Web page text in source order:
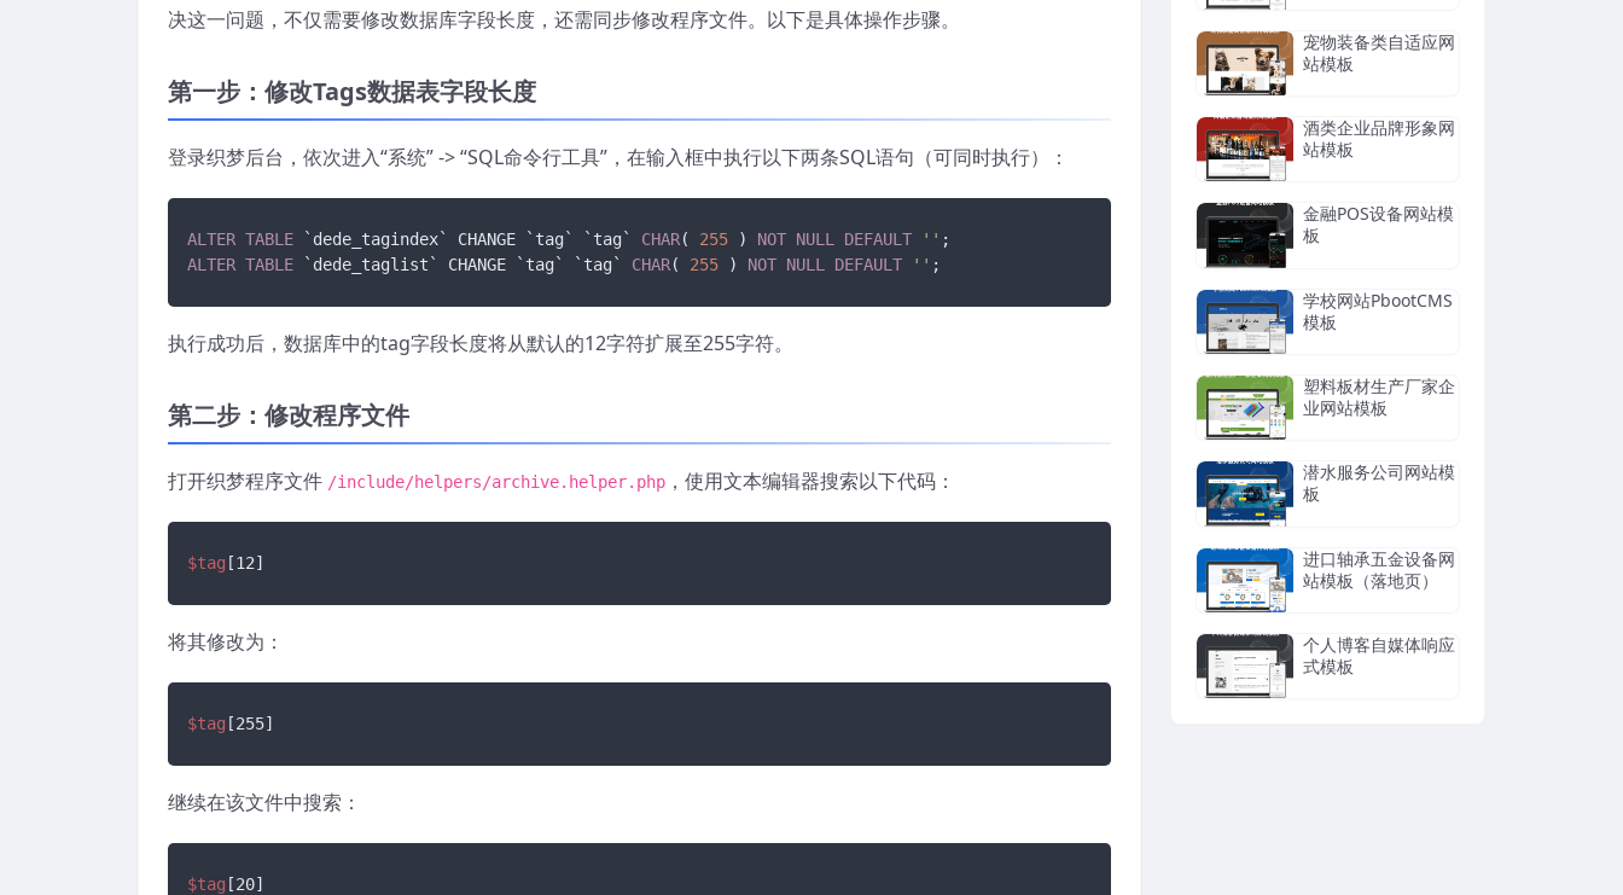
决这一问题，不仅需要修改数据库字段长度，还需同步修改程序文件。以下是具体操作步骤。
第一步：修改Tags数据表字段长度
登录织梦后台，依次进入“系统” -> “SQL命令行工具”，在输入框中执行以下两条SQL语句（可同时执行）：
ALTER TABLE `dede_tagindex` CHANGE `tag` `tag` CHAR( 255 ) NOT NULL DEFAULT ''
ALTER TABLE `dede_taglist` CHANGE `tag` `tag` CHAR( 255 ) NOT NULL DEFAULT '' ;
执行成功后，数据库中的tag字段长度将从默认的12字符扩展至255字符。
第二步：修改程序文件
打开织梦程序文件 /include/helpers/archive.helper.php ，使用文本编辑器搜索以下代码：
$tag [12]
将其修改为：
$tag [255]
继续在该文件中搜索：
$tag [20]
宠物装备类自适应网
站模板
酒类企业品牌形象网
站模板
金融POS设备网站模
板
学校网站PbootCMS
模板
塑料板材生产厂家企
业网站模板
潜水服务公司网站模
板
进口轴承五金设备网
站模板（落地页）
个人博客自媒体响应
式模板